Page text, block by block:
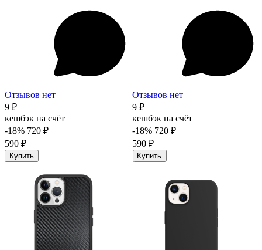
Отзывов нет
9 ₽
кешбэк на счёт
-18% 720 ₽
590 ₽
Купить
Отзывов нет
9 ₽
кешбэк на счёт
-18% 720 ₽
590 ₽
Купить